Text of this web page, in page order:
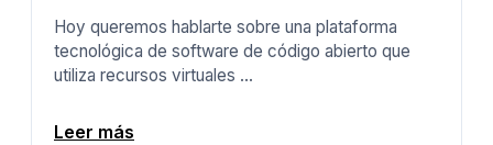
Hoy queremos hablarte sobre una plataforma
tecnológica de software de código abierto que
utiliza recursos virtuales ...
Leer más